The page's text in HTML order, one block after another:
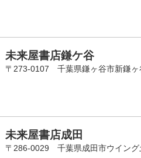
未来屋書店鎌ケ谷
〒273-0107 千葉県鎌ヶ谷市新鎌ヶ
未来屋書店成田
〒286-0029 千葉県成田市ウイング